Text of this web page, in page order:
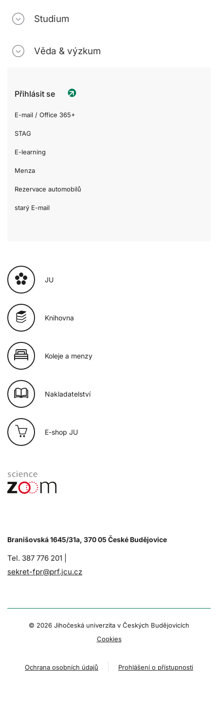
Studium
Věda & výzkum
Přihlásit se
E-mail / Office 365+
STAG
E-learning
Menza
Rezervace automobilů
starý E-mail
JU
Knihovna
Koleje a menzy
Nakladatelství
E-shop JU
Branišovská 1645/31a, 370 05 České Budějovice
Tel. 387 776 201 |
sekret-fpr@prf.jcu.cz
© 2026 Jihočeská univerzita v Českých Budějovicích
Cookies
Ochrana osobních údajů Prohlášení o přístupnosti